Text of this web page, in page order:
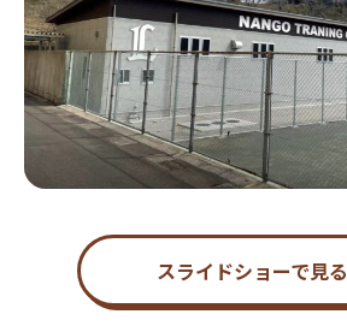
スライドショーで見る